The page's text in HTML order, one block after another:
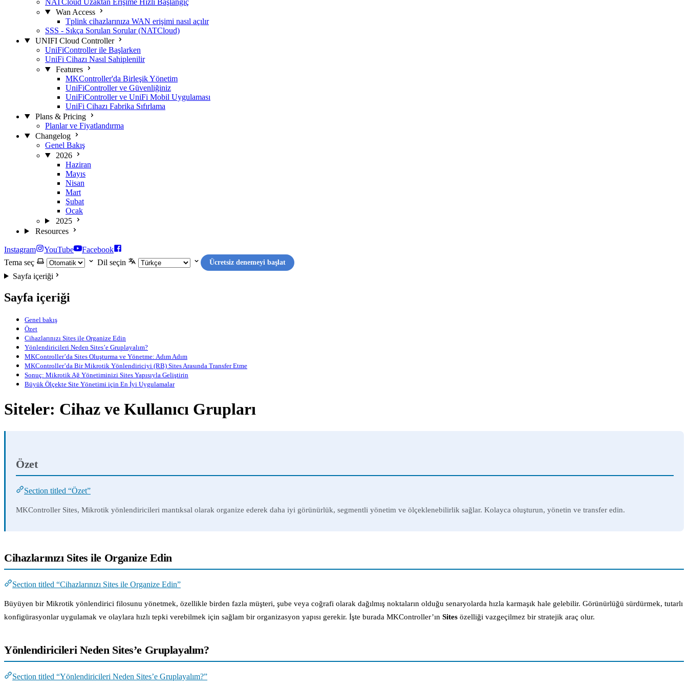
Wan Access
Tplink cihazlarınıza WAN erişimi nasıl açılır
SSS - Sıkça Sorulan Sorular (NATCloud)
UNIFI Cloud Controller
UniFiController ile Başlarken
UniFi Cihazı Nasıl Sahiplenilir
Features
MKController'da Birleşik Yönetim
UniFiController ve Güvenliğiniz
UniFiController ve UniFi Mobil Uygulaması
UniFi Cihazı Fabrika Sıfırlama
Plans & Pricing
Planlar ve Fiyatlandırma
Changelog
Genel Bakış
2026
Haziran
Mayıs
Nisan
Mart
Şubat
Ocak
2025
Resources
Instagram YouTube
Facebook
Tema seç
Dil seçin Ücretsiz denemeyi başlat
Sayfa içeriği
Sayfa içeriği
Genel bakış
Özet
Cihazlarınızı Sites ile Organize Edin
Yönlendiricileri Neden Sites’e Gruplayalım?
MKController’da Sites Oluşturma ve Yönetme: Adım Adım
MKController’da Bir Mikrotik Yönlendiriciyi (RB) Sites Arasında Transfer Etme
Sonuç: Mikrotik Ağ Yönetiminizi Sites Yapısıyla Geliştirin
Büyük Ölçekte Site Yönetimi için En İyi Uygulamalar
Siteler: Cihaz ve Kullanıcı Grupları
Özet
Section titled “Özet”
MKController Sites, Mikrotik yönlendiricileri mantıksal olarak organize ederek daha iyi görünürlük, segmentli yönetim ve ölçeklenebilirlik sağlar. Kolayca oluşturun, yönetin ve transfer edin.
Cihazlarınızı Sites ile Organize Edin
Section titled “Cihazlarınızı Sites ile Organize Edin”
Büyüyen bir Mikrotik yönlendirici filosunu yönetmek, özellikle birden fazla müşteri, şube veya coğrafi olarak dağılmış noktaların olduğu senaryolarda hızla karmaşık hale gelebilir. Görünürlüğü sürdürmek, tutarlı
konfigürasyonlar uygulamak ve olaylara hızlı tepki verebilmek için sağlam bir organizasyon yapısı gerekir. İşte burada MKController’ın Sites özelliği vazgeçilmez bir stratejik araç olur.
Yönlendiricileri Neden Sites’e Gruplayalım?
Section titled “Yönlendiricileri Neden Sites’e Gruplayalım?”